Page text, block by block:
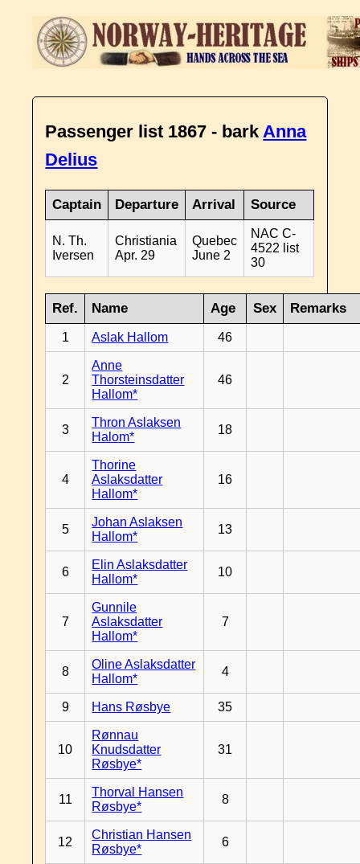
Passenger list 1867 - barkAnna
Delius
Captain Departure Arrival Source
N. Th.
Iversen
Christiania
Apr. 29
Quebec
June 2
NAC C-
4522 list
30
Ref. Name Age Sex Remarks
1 Aslak Hallom 46
2
Anne
Thorsteinsdatter
Hallom*
46
3
Thron Aslaksen
Halom*
18
4
Thorine
Aslaksdatter
Hallom*
16
5
Johan Aslaksen
Hallom*
13
6
Elin Aslaksdatter
Hallom*
10
7
Gunnile
Aslaksdatter
Hallom*
7
8
Oline Aslaksdatter
Hallom*
4
9 Hans Røsbye 35
10
Rønnau
Knudsdatter
Røsbye*
31
11
Thorval Hansen
Røsbye*
8
12
Christian Hansen
Røsbye*
6